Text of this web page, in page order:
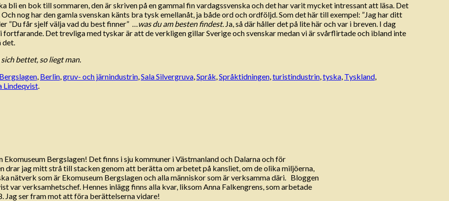
bli en bok till sommaren, den är skriven på en gammal fin vardagssvenska och det har varit mycket intressant att läsa. Det
nog har den gamla svenskan känts bra tysk emellanåt, ja både ord och ordföljd. Som det här till exempel: ”Jag har ditt
”Du får sjelf välja vad du best finner” …was du am besten findest.Ja, så där håller det på lite här och var i breven. I dag
Det trevliga med tyskar är att de verkligen gillar Sverige och svenskar medan vi är svårflirtade och ibland inte
det.
bettet, so liegt man.
Bergslagen, Berlin,gruv- och järnindustrin,Sala Silvergruva,Språk,Språktidningen,turistindustrin,tyska, Tyskland,
Lindeqvist.
Bergslagen! Det finns i sju kommuner i Västmanland och Dalarna och för
drar jag mitt strå till stacken genom att berätta om arbetet på kansliet, om de olika miljöerna,
nätverk som är Ekomuseum Bergslagen och alla människor som är verksamma däri. Bloggen
var verksamhetschef. Hennes inlägg finns alla kvar, liksom Anna Falkengrens, som arbetade
Jag ser fram mot att föra berättelserna vidare!